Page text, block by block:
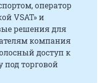
оператор
VSAT» и
решения для
компания
доступ к
под торговой